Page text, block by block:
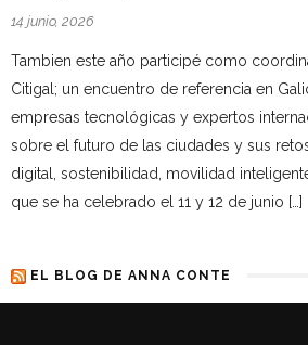
14 junio, 2026
Tambien este año participé como
Citigal; un encuentro de referencia en
empresas tecnológicas y expertos
sobre el futuro de las ciudades y sus
digital, sostenibilidad, movilidad
que se ha celebrado el 11 y 12 de junio […]
EL BLOG DE ANNA CONTE